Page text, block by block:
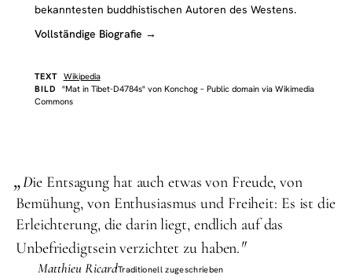
bekanntesten buddhistischen Autoren des Westens.
Vollständige Biografie →
TEXT
Wikipedia
BILD
"Mat in Tibet-D4784s" von Konchog – Public domain via Wikimedia
Commons
„Die Entsagung hat auch etwas von Freude, von
Bemühung, von Enthusiasmus und Freiheit: Es ist die
Erleichterung, die darin liegt, endlich auf das
Unbefriedigtsein verzichtet zu haben."
Matthieu RicardTraditionell zugeschrieben